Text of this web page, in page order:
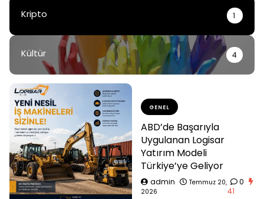
Kripto 1
Kültür 4
GENEL
ABD’de Başarıyla
Uygulanan Logisar
Yatırım Modeli
Türkiye’ye Geliyor
admin
Temmuz 20,
2026
0
41